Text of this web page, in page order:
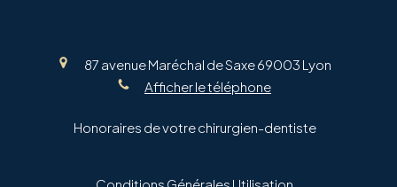
87 avenue Maréchal de Saxe69003 Lyon
Afficher le téléphone
Honoraires de votre chirurgien-dentiste